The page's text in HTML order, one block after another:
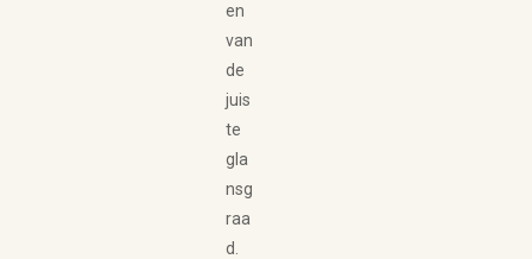
en
van
de
juis
te
gla
nsg
raa
d.